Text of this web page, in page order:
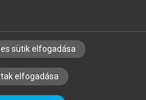
KÖNYVTÁROSOKNAK
ALAPELVEK
sütik elfogadása
elfogadása